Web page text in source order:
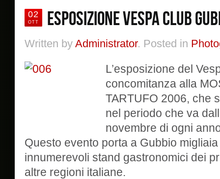
di
Gubbio
02
OTT ESPOSIZIONE VESPA CLUB
Written by Administrator. Posted in
L’esposizione del
concomitanza alla
TARTUFO 2006, che
nel periodo che va
novembre di ogni
Questo evento porta a Gubbio
innumerevoli stand gastronomici dei
altre regioni italiane.